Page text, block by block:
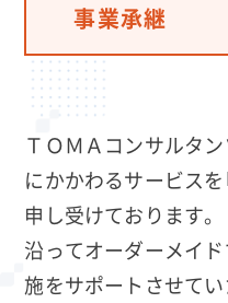
事業承継
ＴＯＭＡコンサルタ
にかかわるサービス
申し受けております
沿ってオーダーメイ
施をサポートさせて